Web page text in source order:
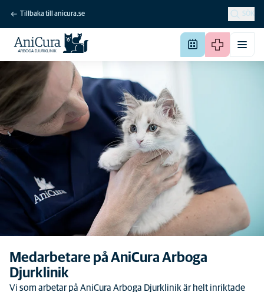
Tillbaka till anicura.se SÖK
Medarbetare på AniCura Arboga
Djurklinik
Vi som arbetar på AniCura Arboga Djurklinik är helt inriktade